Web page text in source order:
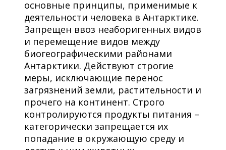
основные принципы, применимые к
деятельности человека в Антарктике.
Запрещен ввоз неаборигенных видов
и перемещение видов между
биогеографическими районами
Антарктики. Действуют строгие
меры, исключающие перенос
загрязнений земли, растительности и
прочего на континент. Строго
контролируются продукты питания –
категорически запрещается их
попадание в окружающую среду и